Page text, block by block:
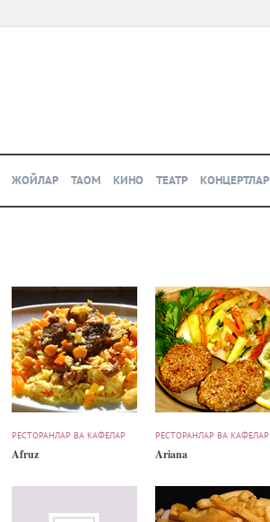
ЖОЙЛАР ТАОМ КИНО ТЕАТР КОНЦЕРТЛАР
РЕСТОРАНЛАР ВА КАФЕЛАР
Afruz
РЕСТОРАНЛАР ВА КАФЕЛАР
Ariana